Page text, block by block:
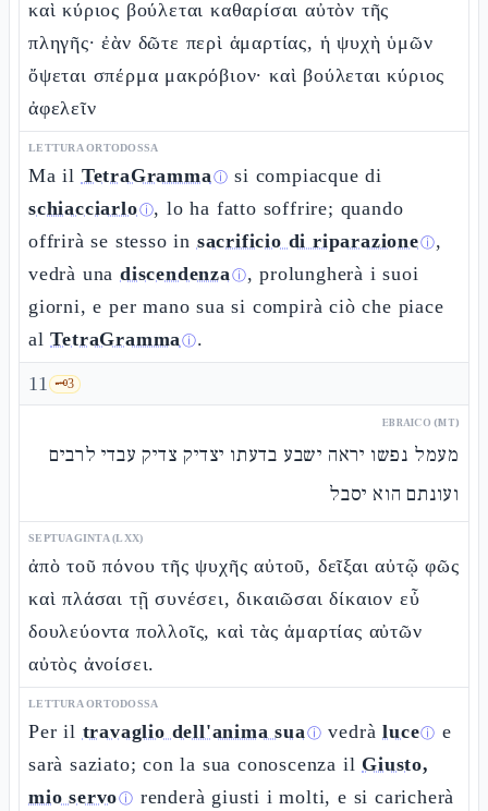
καὶ κύριος βούλεται καθαρίσαι αὐτὸν τῆς
πληγῆς· ἐὰν δῶτε περὶ ἁμαρτίας, ἡ ψυχὴ ὑμῶν
ὄψεται σπέρμα μακρόβιον· καὶ βούλεται κύριος
ἀφελεῖν
LETTURA ORTODOSSA
Ma il TetraGrammaⓘ si compiacque di
schiacciarloⓘ, lo ha fatto soffrire; quando
offrirà se stesso in sacrificio di riparazioneⓘ,
vedrà unadiscendenzaⓘ, prolungherà i suoi
giorni, e per mano sua si compirà ciò che piace
alTetraGrammaⓘ.
11 🗝️3
EBRAICO (MT)
מעמל נפשו יראה ישבע בדעתו יצדיק צדיק עבדי לרבים
ועונתם הוא יסבל
SEPTUAGINTA (LXX)
ἀπὸ τοῦ πόνου τῆς ψυχῆς αὐτοῦ, δεῖξαι αὐτῷ φῶς
καὶ πλάσαι τῇ συνέσει, δικαιῶσαι δίκαιον εὖ
δουλεύοντα πολλοῖς, καὶ τὰς ἁμαρτίας αὐτῶν
αὐτὸς ἀνοίσει.
LETTURA ORTODOSSA
Per il travaglio dell'anima suaⓘ vedràluceⓘ e
sarà saziato; con la sua conoscenza il Giusto,
mio servoⓘ renderà giusti i molti, e si caricherà